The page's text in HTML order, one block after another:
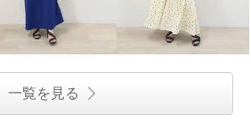
一覧を見る